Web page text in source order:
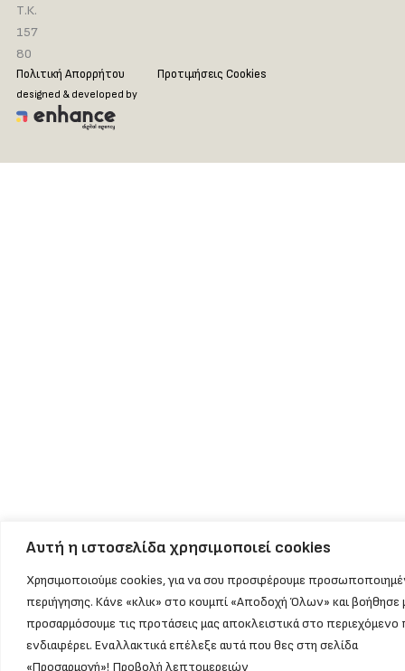
Αυτή η ιστοσελίδα χρησιμοποιεί cookies
Χρησιμοποιούμε cookies, για να σου προσφέρουμε
περιήγησης. Κάνε «κλικ» στο κουμπί «Αποδοχή Όλων» και βοήθησε
προσαρμόσουμε τις προτάσεις μας αποκλειστικά στο περιεχόμενο
ενδιαφέρει. Εναλλακτικά επέλεξε αυτά που θες στη σελίδα
«Προσαρμογή»! Προβολή λεπτομερειών
Τ.Κ.
157
80
Πολιτική Απορρήτου Προτιμήσεις Cookies
designed & developed by